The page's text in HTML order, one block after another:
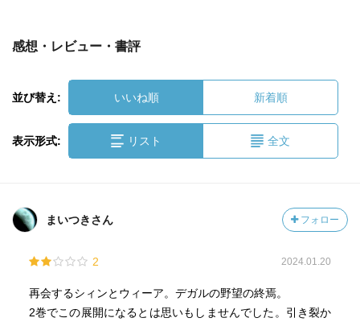
感想・レビュー・書評
並び替え: いいね順 新着順
表示形式: リスト 全文
まいつきさん フォロー
2 2024.01.20
再会するシィンとウィーア。デガルの野望の終焉。
2巻でこの展開になるとは思いもしませんでした。引き裂か